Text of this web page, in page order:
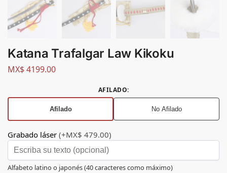
Katana Trafalgar Law Kikoku
MX$4199.00
AFILADO:
Afilado No Afilado
Grabado láser (+MX$ 479.00)
Alfabeto latino o japonés (40 caracteres como máximo)